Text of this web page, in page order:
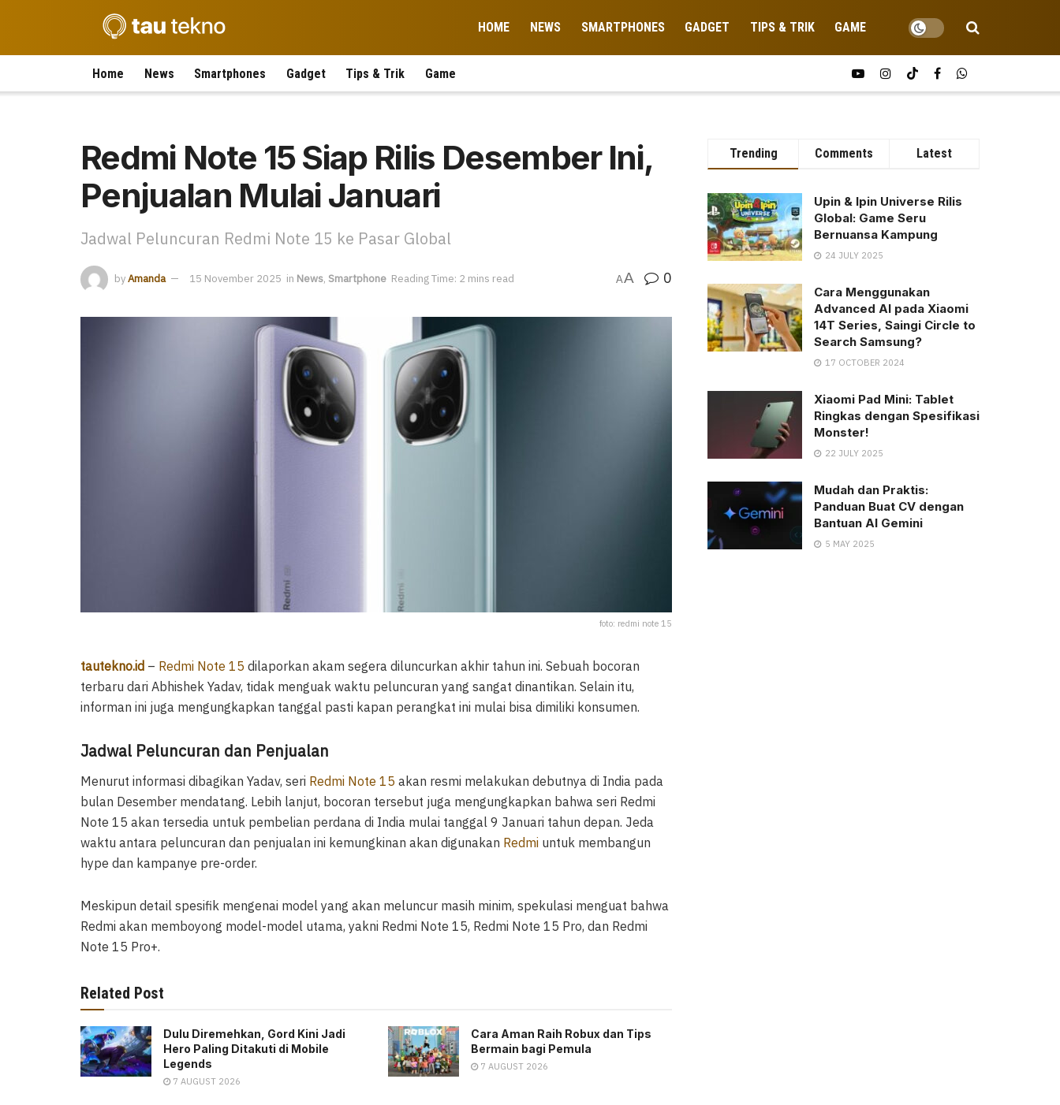
HOME NEWS SMARTPHONES GADGET TIPS & TRIK GAME
Home News Smartphones Gadget Tips & Trik Game
Redmi Note 15 Siap Rilis Desember Ini,
Penjualan Mulai Januari
Jadwal Peluncuran Redmi Note 15 ke Pasar Global
byAmanda 15 November 2025 in News, Smartphone Reading Time: 2 mins read AA 0
foto: redmi note 15
tautekno.id – Redmi Note 15 dilaporkan akam segera diluncurkan akhir tahun ini. Sebuah bocoran
terbaru dari Abhishek Yadav, tidak menguak waktu peluncuran yang sangat dinantikan. Selain itu,
informan ini juga mengungkapkan tanggal pasti kapan perangkat ini mulai bisa dimiliki konsumen.
Jadwal Peluncuran dan Penjualan
Menurut informasi dibagikan Yadav, seri Redmi Note 15 akan resmi melakukan debutnya di India pada
bulan Desember mendatang. Lebih lanjut, bocoran tersebut juga mengungkapkan bahwa seri Redmi
Note 15 akan tersedia untuk pembelian perdana di India mulai tanggal 9 Januari tahun depan. Jeda
waktu antara peluncuran dan penjualan ini kemungkinan akan digunakan Redmi untuk membangun
hype dan kampanye pre-order.
Meskipun detail spesifik mengenai model yang akan meluncur masih minim, spekulasi menguat bahwa
Redmi akan memboyong model-model utama, yakni Redmi Note 15, Redmi Note 15 Pro, dan Redmi
Note 15 Pro+.
Related Post
Dulu Diremehkan, Gord Kini Jadi
Hero Paling Ditakuti di Mobile
Legends
7 AUGUST 2026
Cara Aman Raih Robux dan Tips
Bermain bagi Pemula
7 AUGUST 2026
Trending Comments Latest
Upin & Ipin Universe Rilis
Global: Game Seru
Bernuansa Kampung
24 JULY 2025
Cara Menggunakan
Advanced AI pada Xiaomi
14T Series, Saingi Circle to
Search Samsung?
17 OCTOBER 2024
Xiaomi Pad Mini: Tablet
Ringkas dengan Spesifikasi
Monster!
22 JULY 2025
Mudah dan Praktis:
Panduan Buat CV dengan
Bantuan AI Gemini
5 MAY 2025